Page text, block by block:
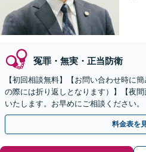
冤罪・無実・正当防衛
【初回相談無料】【お問い合わせ時に
の際には折り返しとなります）】【夜
いたします。お早めにご相談ください。
料金表を